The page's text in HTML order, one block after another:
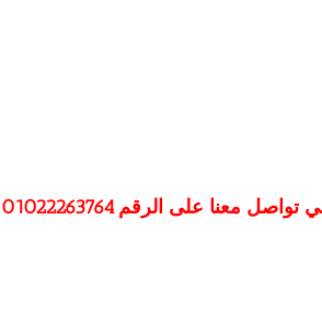
على الرقم ⁦01022263764⁩